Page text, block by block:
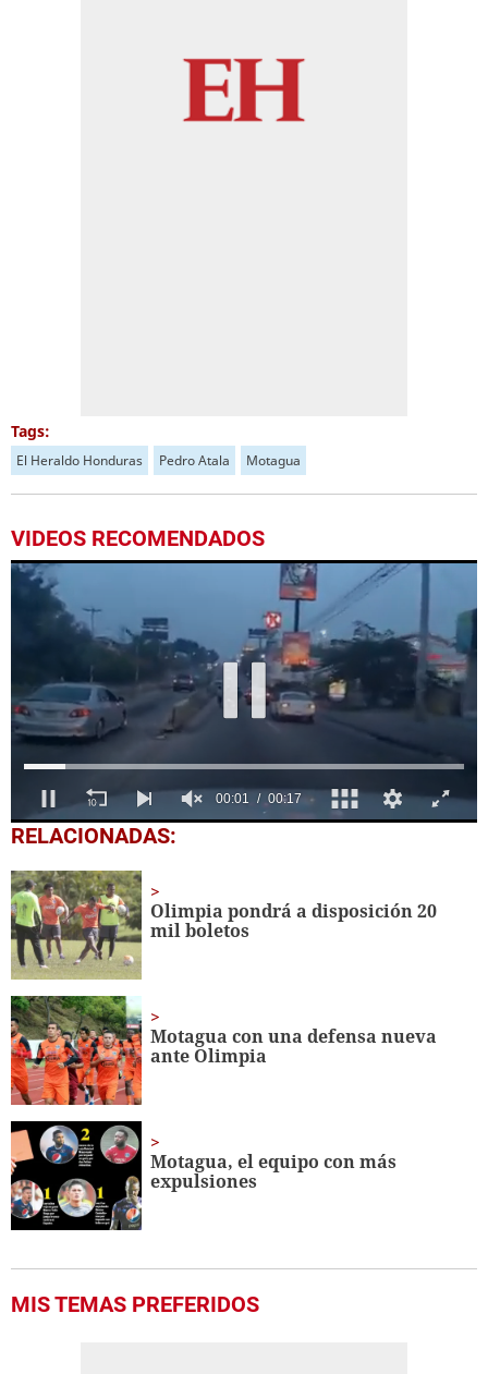
Tags:
El Heraldo Honduras Pedro Atala Motagua
VIDEOS RECOMENDADOS
0
of
seconds
00:03 00:17
RELACIONADAS:
Olimpia pondrá a disposición 20
mil boletos
Motagua con una defensa nueva
ante Olimpia
Motagua, el equipo con más
expulsiones
MIS TEMAS PREFERIDOS